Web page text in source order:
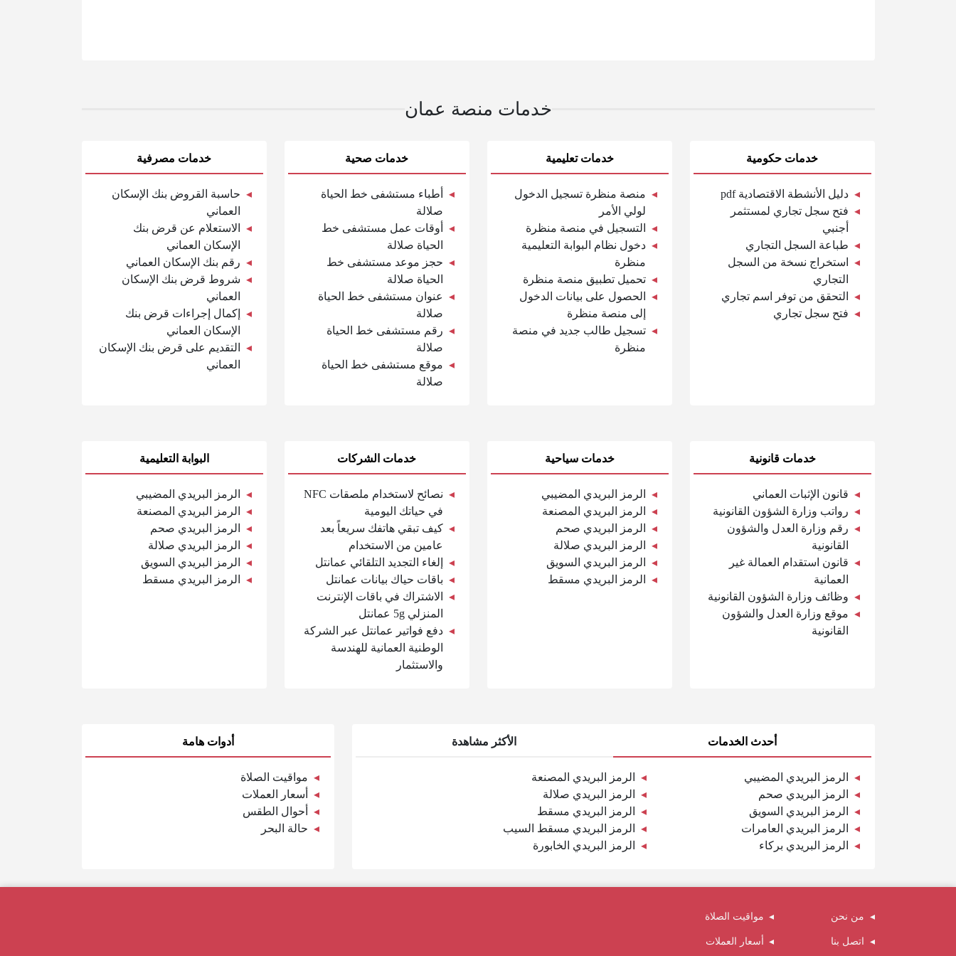
خدمات منصة عمان
خدمات حكومية
دليل الأنشطة الاقتصادية pdf
فتح سجل تجاري لمستثمر
أجنبي
طباعة السجل التجاري
استخراج نسخة من السجل
التجاري
التحقق من توفر اسم تجاري
فتح سجل تجاري
خدمات تعليمية
منصة منظرة تسجيل الدخول
لولي الأمر
التسجيل في منصة منظرة
دخول نظام البوابة التعليمية
منظرة
تحميل تطبيق منصة منظرة
الحصول على بيانات الدخول
إلى منصة منظرة
تسجيل طالب جديد في منصة
منظرة
خدمات صحية
أطباء مستشفى خط الحياة
صلالة
أوقات عمل مستشفى خط
الحياة صلالة
حجز موعد مستشفى خط
الحياة صلالة
عنوان مستشفى خط الحياة
صلالة
رقم مستشفى خط الحياة
صلالة
موقع مستشفى خط الحياة
صلالة
خدمات مصرفية
حاسبة القروض بنك الإسكان
العماني
الاستعلام عن قرض بنك
الإسكان العماني
رقم بنك الإسكان العماني
شروط قرض بنك الإسكان
العماني
إكمال إجراءات قرض بنك
الإسكان العماني
التقديم على قرض بنك الإسكان
العماني
خدمات قانونية
قانون الإثبات العماني
رواتب وزارة الشؤون القانونية
رقم وزارة العدل والشؤون
القانونية
قانون استقدام العمالة غير
العمانية
وظائف وزارة الشؤون القانونية
موقع وزارة العدل والشؤون
القانونية
خدمات سياحية
الرمز البريدي المضيبي
الرمز البريدي المصنعة
الرمز البريدي صحم
الرمز البريدي صلالة
الرمز البريدي السويق
الرمز البريدي مسقط
خدمات الشركات
نصائح لاستخدام ملصقات NFC
في حياتك اليومية
كيف تبقي هاتفك سريعاً بعد
عامين من الاستخدام
إلغاء التجديد التلقائي عمانتل
باقات حياك بيانات عمانتل
الاشتراك في باقات الإنترنت
المنزلي 5g عمانتل
دفع فواتير عمانتل عبر الشركة
الوطنية العمانية للهندسة
والاستثمار
البوابة التعليمية
الرمز البريدي المضيبي
الرمز البريدي المصنعة
الرمز البريدي صحم
الرمز البريدي صلالة
الرمز البريدي السويق
الرمز البريدي مسقط
أحدث الخدمات الأكثر مشاهدة
الرمز البريدي المضيبي
الرمز البريدي المصنعة
الرمز البريدي صحم
الرمز البريدي صلالة
الرمز البريدي السويق
الرمز البريدي مسقط
الرمز البريدي العامرات
الرمز البريدي مسقط السيب
الرمز البريدي بركاء
الرمز البريدي الخابورة
أدوات هامة
مواقيت الصلاة
أسعار العملات
أحوال الطقس
حالة البحر
من نحن
اتصل بنا
مواقيت الصلاة
أسعار العملات